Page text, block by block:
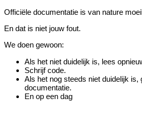
Officiële documentatie is van nature
En dat is niet jouw fout.
We doen gewoon:
Als het niet duidelijk is, lees
Schrijf code.
Als het nog steeds niet duidelijk is,
documentatie.
En op een dag